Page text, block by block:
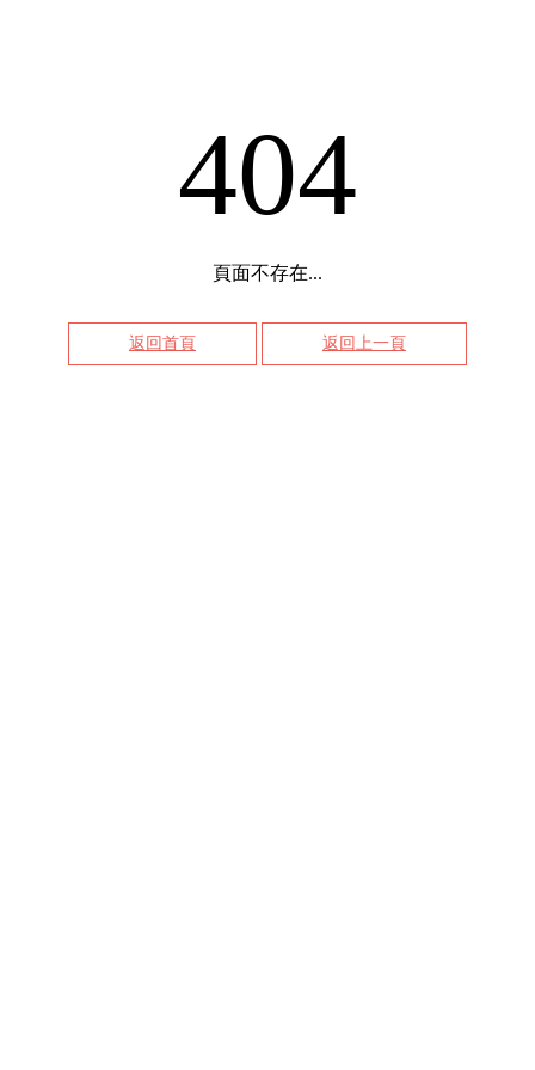
404
頁面不存在...
返回首頁 返回上一頁